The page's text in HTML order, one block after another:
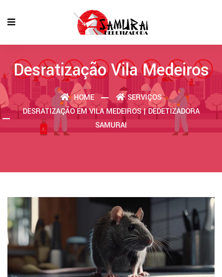
Desratização Vila Medeiros
HOME
SERVIÇOS
DESRATIZAÇÃO EM VILA MEDEIROS | DEDETIZADORA
SAMURAI